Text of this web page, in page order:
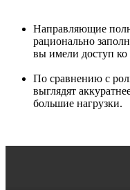
Направляющие
рационально
вы имели доступ
По сравнению с
выглядят
большие нагрузки.